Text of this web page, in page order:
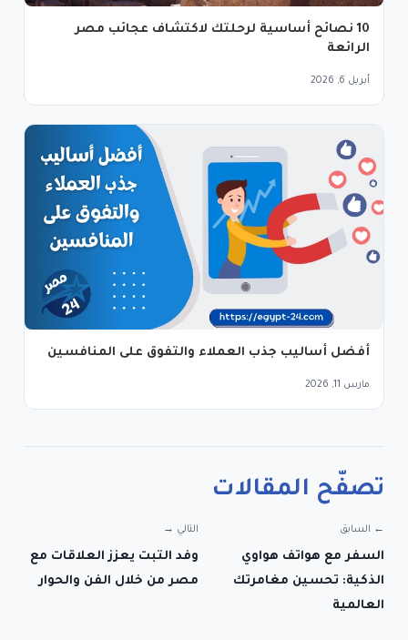
10 نصائح أساسية لرحلتك لاكتشاف عجائب مصر
الرائعة
أبريل 6, 2026
أفضل أساليب جذب العملاء والتفوق على المنافسين
مارس 11, 2026
تصفّح المقالات
← السابق
السفر مع هواتف هواوي
الذكية: تحسين مغامرتك
العالمية
التالي →
وفد التبت يعزز العلاقات مع
مصر من خلال الفن والحوار